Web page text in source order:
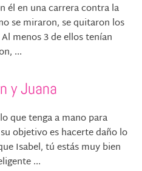
él en una carrera contra la
se miraron, se quitaron los
menos 3 de ellos tenían
...
y Juana
que tenga a mano para
objetivo es hacerte daño lo
Isabel, tú estás muy bien
...